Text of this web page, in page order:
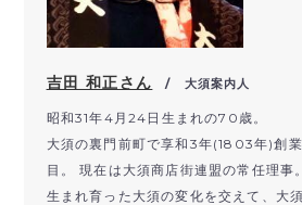
吉田 和正さん / 大須案内人
昭和31年4月24日生まれの70歳。
大須の裏門前町で享和3年(1803年)創
目。 現在は大須商店街連盟の常任理事。
生まれ育った大須の変化を交えて、大